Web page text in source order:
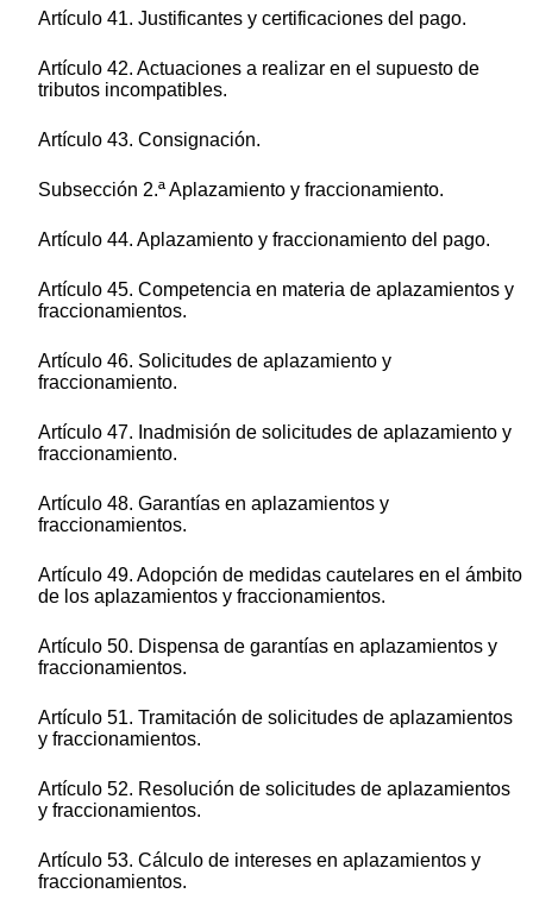
Artículo 41. Justificantes y certificaciones del pago.
Artículo 42. Actuaciones a realizar en el supuesto de
tributos incompatibles.
Artículo 43. Consignación.
Subsección 2.ª Aplazamiento y fraccionamiento.
Artículo 44. Aplazamiento y fraccionamiento del pago.
Artículo 45. Competencia en materia de aplazamientos y
fraccionamientos.
Artículo 46. Solicitudes de aplazamiento y
fraccionamiento.
Artículo 47. Inadmisión de solicitudes de aplazamiento y
fraccionamiento.
Artículo 48. Garantías en aplazamientos y
fraccionamientos.
Artículo 49. Adopción de medidas cautelares en el ámbito
de los aplazamientos y fraccionamientos.
Artículo 50. Dispensa de garantías en aplazamientos y
fraccionamientos.
Artículo 51. Tramitación de solicitudes de aplazamientos
y fraccionamientos.
Artículo 52. Resolución de solicitudes de aplazamientos
y fraccionamientos.
Artículo 53. Cálculo de intereses en aplazamientos y
fraccionamientos.